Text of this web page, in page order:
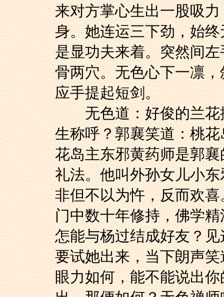
来对方掌心生出一股吸
身。她连运三下劲，始
是显功夫来着。突然间
骨两穴。无色心下一凛
应手提起短剑。
无色道：好俊的兰花
生称呼？郭襄笑道：桃
花岛主东邪黄药师是郭
礼法。他叫外孙女儿小
非但不以为忤，反而欢
门中数十年修持，佛学
怎能与杨过结成好友？
要试她出来，当下朗声
眼力如何，能不能说出